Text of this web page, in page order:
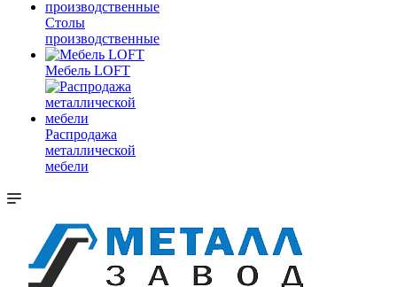
Столы
производственные
Мебель LOFT
Распродажа
металлической
мебели